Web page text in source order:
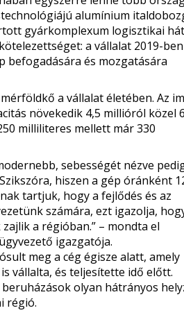
alumínium
gyárkomplexum logisztikai
a vállalat 2019-ben
befogadására és mozgatására
a vállalat életében. Az
növekedik 4,5 millióról közel 6
milliliteres mellett már 330
sebességét nézve
hiszen a gép óránként
tartjuk, hogy a fejlődés és az
számára, ezt igazolja,
a régióban.” – mondta el
igazgatója.
meg a cég égisze alatt, amely
vállalta, és teljesítette idő előtt.
olyan hátrányos
régió.